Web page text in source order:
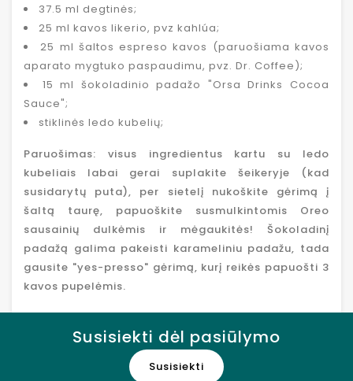
37.5 ml degtinės;
25 ml kavos likerio, pvz kahlúa;
25 ml šaltos espreso kavos (paruošiama kavos
aparato mygtuko paspaudimu, pvz. Dr. Coffee);
15 ml šokoladinio padažo "Orsa Drinks Cocoa
Sauce";
stiklinės ledo kubelių;
Paruošimas: visus ingredientus kartu su ledo
kubeliais labai gerai suplakite šeikeryje (kad
susidarytų puta), per sietelį nukoškite gėrimą į
šaltą taurę, papuoškite susmulkintomis Oreo
sausainių dulkėmis ir mėgaukitės! Šokoladinį
padažą galima pakeisti karameliniu padažu, tada
gausite "yes-presso" gėrimą, kurį reikės papuošti 3
kavos pupelėmis.
Susisiekti dėl pasiūlymo
Susisiekti